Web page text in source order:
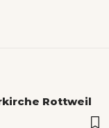
Rottweil